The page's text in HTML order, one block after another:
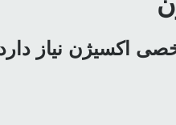
اکسیژن نیاز